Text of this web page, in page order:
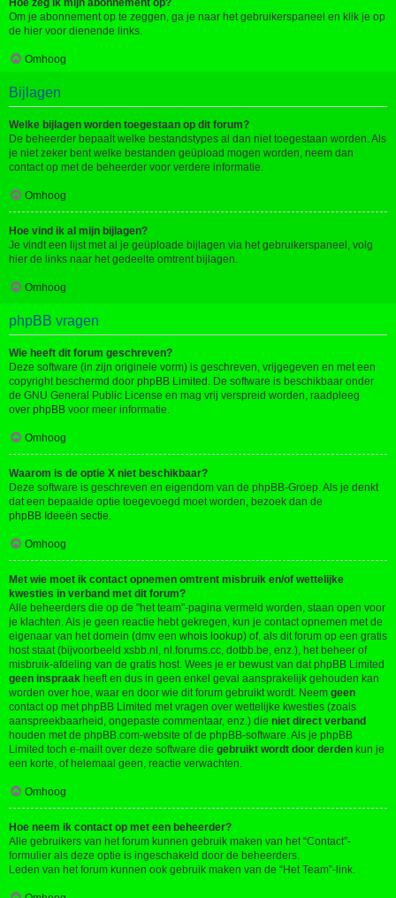
Hoe zeg ik mijn abonnement op?
Om je abonnement op te zeggen, ga je naar het gebruikerspaneel en klik je op
de hier voor dienende links.
Omhoog
Bijlagen
Welke bijlagen worden toegestaan op dit forum?
De beheerder bepaalt welke bestandstypes al dan niet toegestaan worden. Als
je niet zeker bent welke bestanden geüpload mogen worden, neem dan
contact op met de beheerder voor verdere informatie.
Omhoog
Hoe vind ik al mijn bijlagen?
Je vindt een lijst met al je geüploade bijlagen via het gebruikerspaneel, volg
hier de links naar het gedeelte omtrent bijlagen.
Omhoog
phpBB vragen
Wie heeft dit forum geschreven?
Deze software (in zijn originele vorm) is geschreven, vrijgegeven en met een
copyright beschermd door phpBB Limited . De software is beschikbaar onder
de GNU General Public License en mag vrij verspreid worden, raadpleeg
over phpBB voor meer informatie.
Omhoog
Waarom is de optie X niet beschikbaar?
Deze software is geschreven en eigendom van de phpBB-Groep. Als je denkt
dat een bepaalde optie toegevoegd moet worden, bezoek dan de
phpBB Ideeën sectie.
Omhoog
Met wie moet ik contact opnemen omtrent misbruik en/of wettelijke
kwesties in verband met dit forum?
Alle beheerders die op de "het team"-pagina vermeld worden, staan open voor
je klachten. Als je geen reactie hebt gekregen, kun je contact opnemen met de
eigenaar van het domein (dmv een whois lookup) of, als dit forum op een gratis
host staat (bijvoorbeeld xsbb.nl, nl.forums.cc, dotbb.be, enz.), het beheer of
misbruik-afdeling van de gratis host. Wees je er bewust van dat phpBB Limited
geen inspraak heeft en dus in geen enkel geval aansprakelijk gehouden kan
worden over hoe, waar en door wie dit forum gebruikt wordt. Neem geen
contact op met phpBB Limited met vragen over wettelijke kwesties (zoals
aanspreekbaarheid, ongepaste commentaar, enz.) die niet direct verband
houden met de phpBB.com-website of de phpBB-software. Als je phpBB
Limited toch e-mailt over deze software die gebruikt wordt door derden kun je
een korte, of helemaal geen, reactie verwachten.
Omhoog
Hoe neem ik contact op met een beheerder?
Alle gebruikers van het forum kunnen gebruik maken van het “Contact”-
formulier als deze optie is ingeschakeld door de beheerders.
Leden van het forum kunnen ook gebruik maken van de “Het Team”-link.